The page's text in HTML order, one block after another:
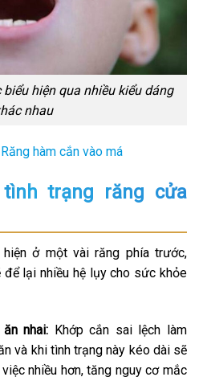
hiện qua nhiều kiểu dáng
nhau
Răng hàm cắn vào má
trạng răng cửa
ở một vài răng phía trước,
lại nhiều hệ lụy cho sức khỏe
nhai: Khớp cắn sai lệch làm
và khi tình trạng này kéo dài sẽ
nhiều hơn, tăng nguy cơ mắc